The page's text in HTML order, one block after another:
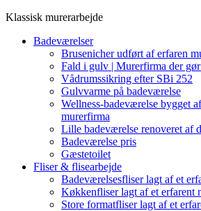
Klassisk murerarbejde
Badeværelser
Brusenicher udført af erfaren
Fald i gulv | Murerfirma der
Vådrumssikring efter SBi 252
Gulvvarme på badeværelse
Wellness-badeværelse bygget
murerfirma
Lille badeværelse renoveret af
Badeværelse pris
Gæstetoilet
Fliser & flisearbejde
Badeværelsesfliser lagt af et
Køkkenfliser lagt af et erfarent
Store formatfliser lagt af et